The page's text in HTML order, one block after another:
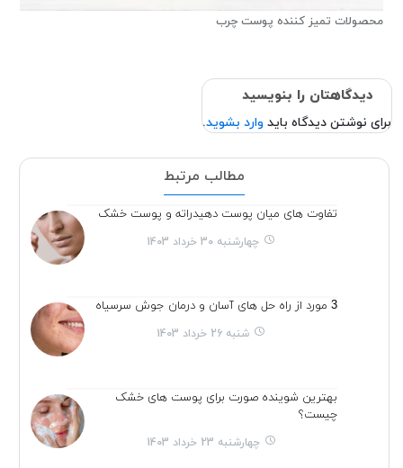
محصولات تمیز کننده پوست چرب
دیدگاهتان را بنویسید
برای نوشتن دیدگاه باید وارد بشوید.
مطالب مرتبط
تفاوت های میان پوست دهیدراته و پوست خشک
چهارشنبه 30 خرداد 1403
3 مورد از راه حل های آسان و درمان جوش سرسیاه
شنبه 26 خرداد 1403
بهترین شوینده صورت برای پوست های خشک
چیست؟
چهارشنبه 23 خرداد 1403